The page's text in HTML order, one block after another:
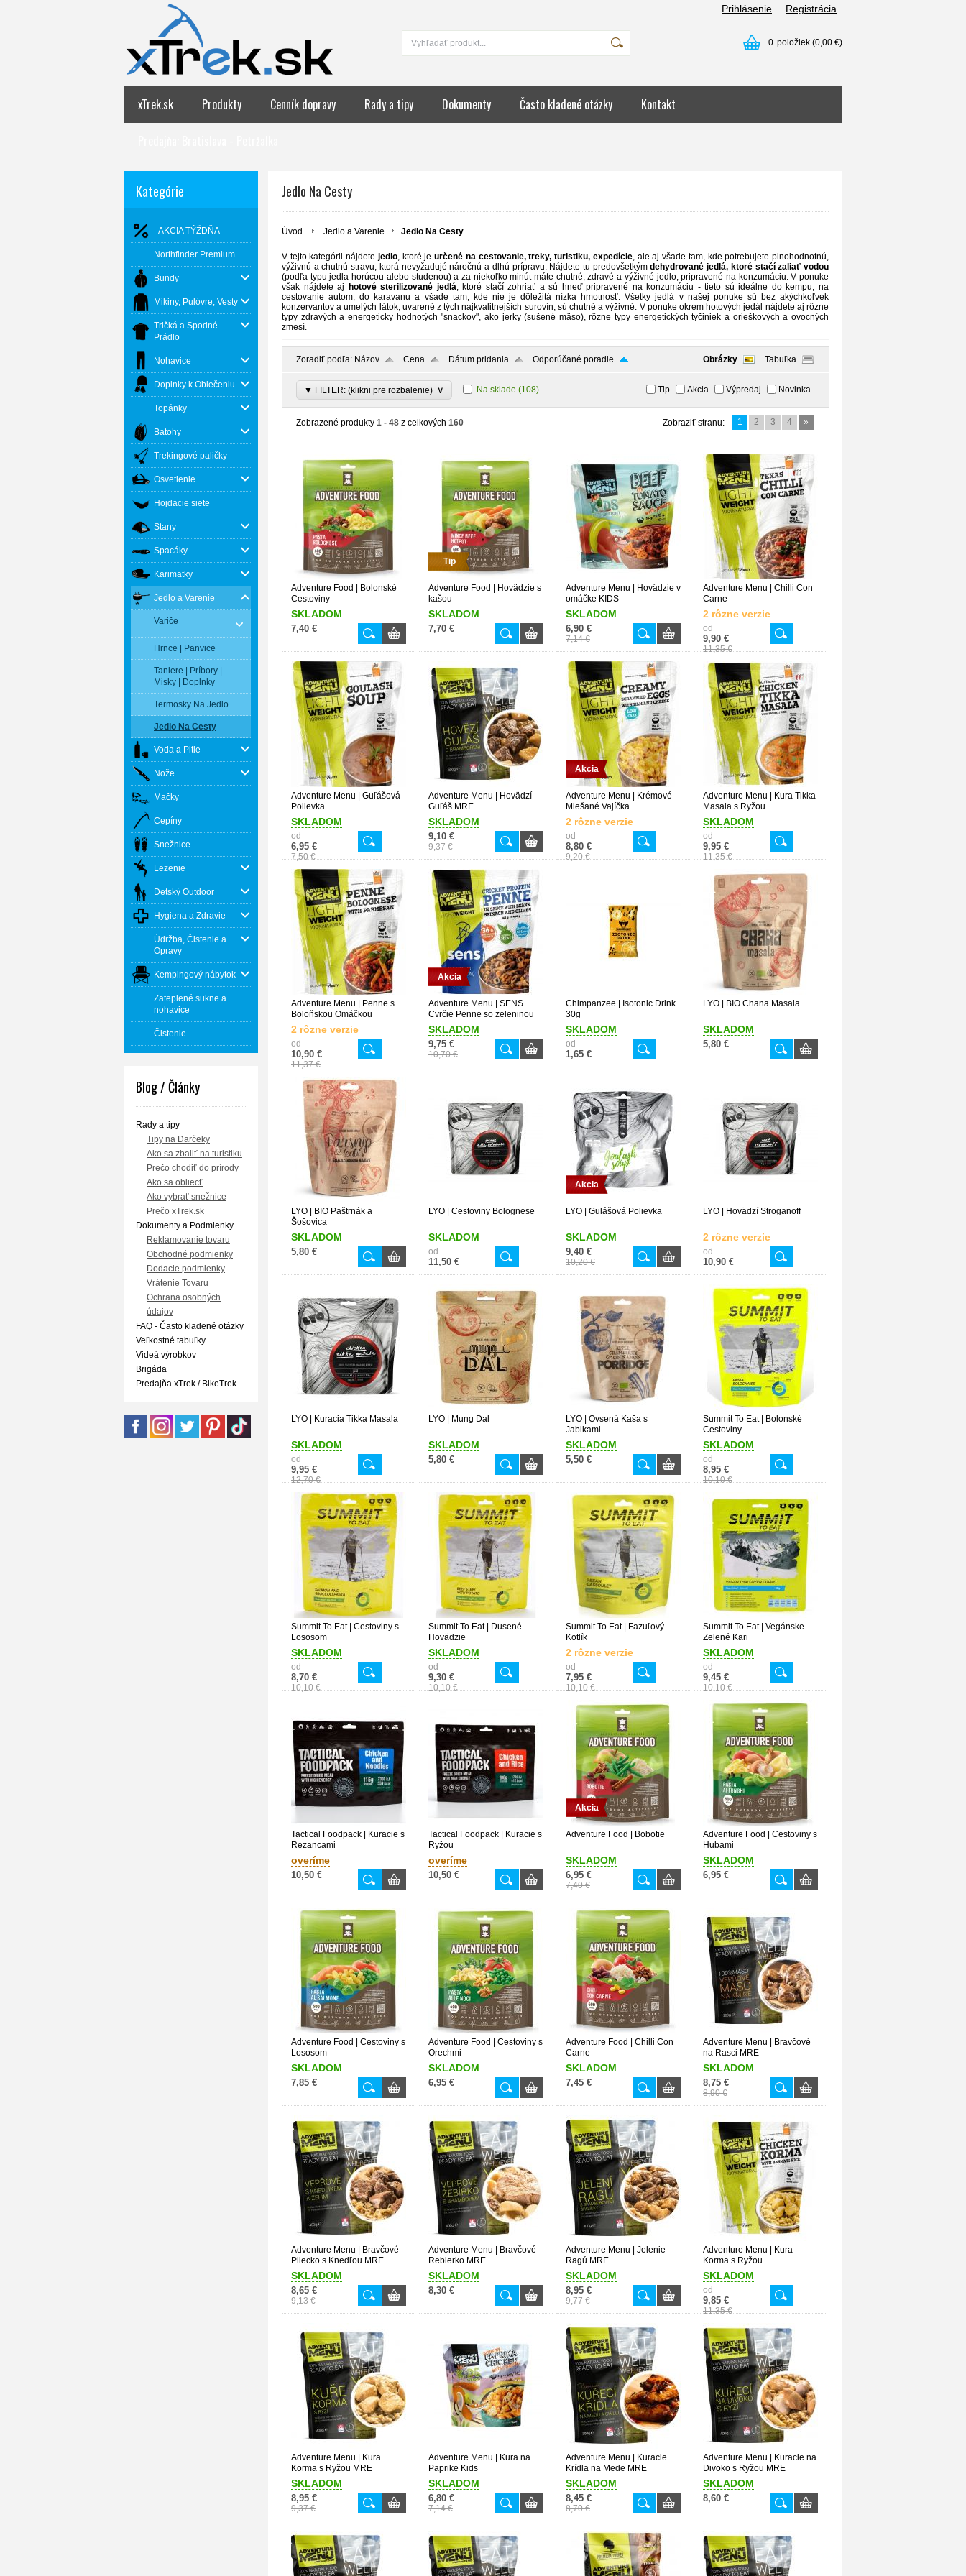
Prihlásenie Registrácia
0 položiek (0,00 €)
xTrek.sk Produkty Cenník dopravy Rady a tipy Dokumenty Často kladené otázky Kontakt
Kategórie
- AKCIA TÝŽDŇA -
Northfinder Premium
Bundy
Mikiny, Pulóvre, Vesty
Tričká a Spodné
Prádlo
Nohavice
Doplnky k Oblečeniu
Topánky
Batohy
Trekingové paličky
Osvetlenie
Hojdacie siete
Stany
Spacáky
Karimatky
Jedlo a Varenie
Variče
Hrnce | Panvice
Taniere | Príbory |
Misky | Doplnky
Termosky Na Jedlo
Jedlo Na Cesty
Voda a Pitie
Nože
Mačky
Cepíny
Snežnice
Lezenie
Detský Outdoor
Hygiena a Zdravie
Údržba, Čistenie a
Opravy
Kempingový nábytok
Zateplené sukne a
nohavice
Čistenie
Blog / Články
Rady a tipy
Tipy na Darčeky
Ako sa zbaliť na turistiku
Prečo chodiť do prírody
Ako sa obliecť
Ako vybrať snežnice
Prečo xTrek.sk
Dokumenty a Podmienky
Reklamovanie tovaru
Obchodné podmienky
Dodacie podmienky
Vrátenie Tovaru
Ochrana osobných
údajov
FAQ - Často kladené otázky
Veľkostné tabuľky
Videá výrobkov
Brigáda
Predajňa xTrek / BikeTrek
Jedlo Na Cesty
Úvod Jedlo a Varenie Jedlo Na Cesty
V tejto kategórii nájdete jedlo, ktoré jeurčené na cestovanie, treky, turistiku, expedície, ale aj všade tam, kde potrebujete plnohodnotnú,
výživnú a chutnú stravu, ktorá nevyžadujé náročnú a dlhú prípravu. Nájdete tu predovšetkýmdehydrované jedlá, ktoré stačí zaliať vodou
(podľa typu jedla horúcou alebo studenou) a za niekoľko minút máte chutné, zdravé a výživné jedlo, pripravené na konzumáciu. V ponuke
však nájdete aj
hotové sterilizované jedlá, ktoré stačí zohriať a sú hneď pripravené na konzumáciu - tieto sú ideálne do kempu, na
cestovanie autom, do karavanu a všade tam, kde nie je dôležitá nízka hmotnosť. Všetky jedlá v našej ponuke sú bez akýchkoľvek
konzervantov a umelých látok, uvarené z tých najkvalitnejších surovín, sú chutné a výživné. V ponuke okrem hotových jedál nájdete aj rôzne
typy zdravých a energeticky hodnotých "snackov", ako jerky (sušené mäso), rôzne typy energetických tyčiniek a orieškových a ovocných
zmesí.
Zoradiť podľa: Názov Cena Dátum pridania Odporúčané poradie Obrázky Tabuľka
▼ FILTER: (klikni pre rozbalenie) ∨ Na sklade (108) Tip Akcia Výpredaj Novinka
Zobrazené produkty 1 - 48 z celkových 160 Zobraziť stranu: 1 2 3 4 »
Adventure Food | Bolonské
Cestoviny
SKLADOM
7,40 €
Tip
Adventure Food | Hovädzie s
kašou
SKLADOM
7,70 €
Adventure Menu | Hovädzie v
omáčke KIDS
SKLADOM
6,90 €
7,14 €
Adventure Menu | Chilli Con
Carne
2 rôzne verzie
od
9,90 €
11,35 €
Adventure Menu | Guľášová
Polievka
SKLADOM
od
6,95 €
7,50 €
Adventure Menu | Hovädzí
Guľáš MRE
SKLADOM
9,10 €
9,37 €
Akcia
Adventure Menu | Krémové
Miešané Vajíčka
2 rôzne verzie
od
8,80 €
9,20 €
Adventure Menu | Kura Tikka
Masala s Ryžou
SKLADOM
od
9,95 €
11,35 €
Adventure Menu | Penne s
Boloňskou Omáčkou
2 rôzne verzie
od
10,90 €
11,37 €
Akcia
Adventure Menu | SENS
Cvrčie Penne so zeleninou
SKLADOM
9,75 €
10,70 €
Chimpanzee | Isotonic Drink
30g
SKLADOM
od
1,65 €
LYO | BIO Chana Masala
SKLADOM
5,80 €
LYO | BIO Paštrnák a
Šošovica
SKLADOM
5,80 €
LYO | Cestoviny Bolognese
SKLADOM
od
11,50 €
Akcia
LYO | Gulášová Polievka
SKLADOM
9,40 €
10,20 €
LYO | Hovädzí Stroganoff
2 rôzne verzie
od
10,90 €
LYO | Kuracia Tikka Masala
SKLADOM
od
9,95 €
12,70 €
LYO | Mung Dal
SKLADOM
5,80 €
LYO | Ovsená Kaša s
Jablkami
SKLADOM
5,50 €
Summit To Eat | Bolonské
Cestoviny
SKLADOM
od
8,95 €
10,10 €
Summit To Eat | Cestoviny s
Lososom
SKLADOM
od
8,70 €
10,10 €
Summit To Eat | Dusené
Hovädzie
SKLADOM
od
9,30 €
10,10 €
Summit To Eat | Fazuľový
Kotlík
2 rôzne verzie
od
7,95 €
10,10 €
Summit To Eat | Vegánske
Zelené Kari
SKLADOM
od
9,45 €
10,10 €
Tactical Foodpack | Kuracie s
Rezancami
overíme
10,50 €
Tactical Foodpack | Kuracie s
Ryžou
overíme
10,50 €
Akcia
Adventure Food | Bobotie
SKLADOM
6,95 €
7,40 €
Adventure Food | Cestoviny s
Hubami
SKLADOM
6,95 €
Adventure Food | Cestoviny s
Lososom
SKLADOM
7,85 €
Adventure Food | Cestoviny s
Orechmi
SKLADOM
6,95 €
Adventure Food | Chilli Con
Carne
SKLADOM
7,45 €
Adventure Menu | Bravčové
na Rasci MRE
SKLADOM
8,75 €
8,90 €
Adventure Menu | Bravčové
Pliecko s Knedľou MRE
SKLADOM
8,65 €
9,13 €
Adventure Menu | Bravčové
Rebierko MRE
SKLADOM
8,30 €
Adventure Menu | Jelenie
Ragú MRE
SKLADOM
8,95 €
9,77 €
Adventure Menu | Kura
Korma s Ryžou
SKLADOM
od
9,85 €
11,35 €
Adventure Menu | Kura
Korma s Ryžou MRE
SKLADOM
8,95 €
9,37 €
Adventure Menu | Kura na
Paprike Kids
SKLADOM
6,80 €
7,14 €
Adventure Menu | Kuracie
Krídla na Mede MRE
SKLADOM
8,45 €
8,70 €
Adventure Menu | Kuracie na
Divoko s Ryžou MRE
SKLADOM
8,60 €